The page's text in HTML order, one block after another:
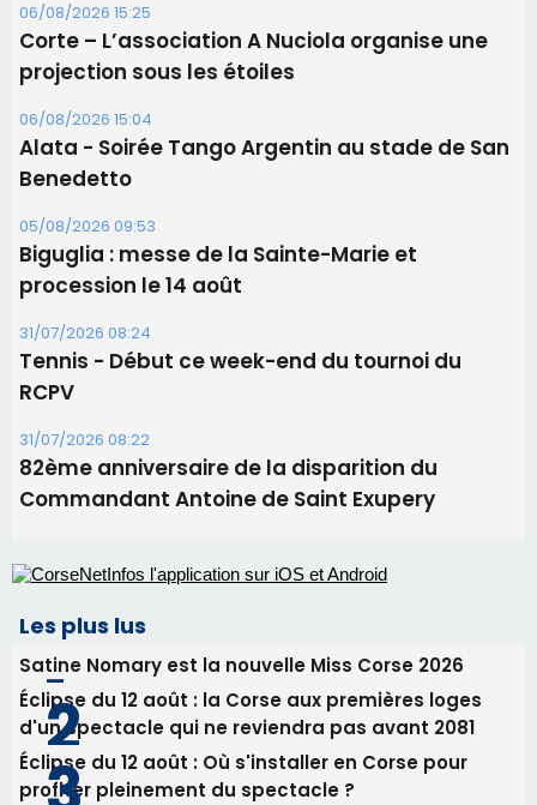
06/08/2026 15:25
Corte – L’association A Nuciola organise une
projection sous les étoiles
06/08/2026 15:04
Alata - Soirée Tango Argentin au stade de San
Benedetto
05/08/2026 09:53
Biguglia : messe de la Sainte-Marie et
procession le 14 août
31/07/2026 08:24
Tennis - Début ce week-end du tournoi du
RCPV
31/07/2026 08:22
82ème anniversaire de la disparition du
Commandant Antoine de Saint Exupery
Les plus lus
Satine Nomary est la nouvelle Miss Corse 2026
Éclipse du 12 août : la Corse aux premières loges
d'un spectacle qui ne reviendra pas avant 2081
Éclipse du 12 août : Où s'installer en Corse pour
profiter pleinement du spectacle ?